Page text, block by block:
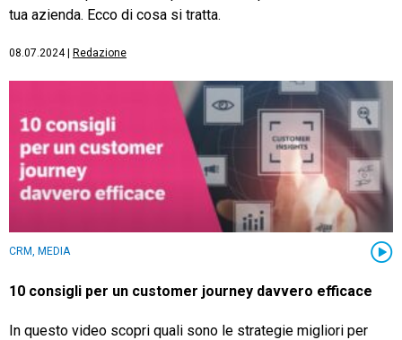
tua azienda. Ecco di cosa si tratta.
08.07.2024| Redazione
CRM, MEDIA
10 consigli per un customer journey davvero efficace
In questo video scopri quali sono le strategie migliori per